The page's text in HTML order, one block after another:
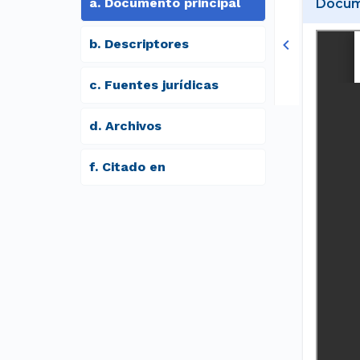
b. Descriptores
c. Fuentes jurídicas
d. archivos
f. Citado en